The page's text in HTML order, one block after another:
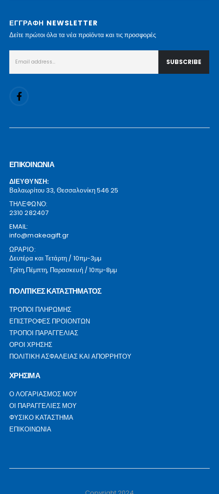
ΕΓΓΡΑΦΗ NEWSLETTER
Δείτε πρώτοι όλα τα νέα προϊόντα και τις προσφορές
ΕΠΙΚΟΙΝΩΝΙΑ
ΔΙΕΥΘΥΝΣΗ:
Βαλαωρίτου 33, Θεσσαλονίκη 546 25
ΤΗΛΕΦΩΝΟ:
2310 282407
EMAIL:
info@makeagift.gr
ΩΡΑΡΙΟ:
Δευτέρα και Τετάρτη / 10πμ-3μμ
Τρίτη,Πέμπτη, Παρασκευή / 10πμ-8μμ
ΠΟΛΙΤΙΚΕΣ ΚΑΤΑΣΤΗΜΑΤΟΣ
ΤΡΟΠΟΙ ΠΛΗΡΩΜΗΣ
ΕΠΙΣΤΡΟΦΕΣ ΠΡΟΙΟΝΤΩΝ
ΤΡΟΠΟΙ ΠΑΡΑΓΓΕΛΙΑΣ
ΟΡΟΙ ΧΡΗΣΗΣ
ΠΟΛΙΤΙΚΗ ΑΣΦΑΛΕΙΑΣ ΚΑΙ ΑΠΟΡΡΗΤΟΥ
ΧΡΗΣΙΜΑ
Ο ΛΟΓΑΡΙΑΣΜΟΣ ΜΟΥ
ΟΙ ΠΑΡΑΓΓΕΛΙΕΣ ΜΟΥ
ΦΥΣΙΚΟ ΚΑΤΑΣΤΗΜΑ
ΕΠΙΚΟΙΝΩΝΙΑ